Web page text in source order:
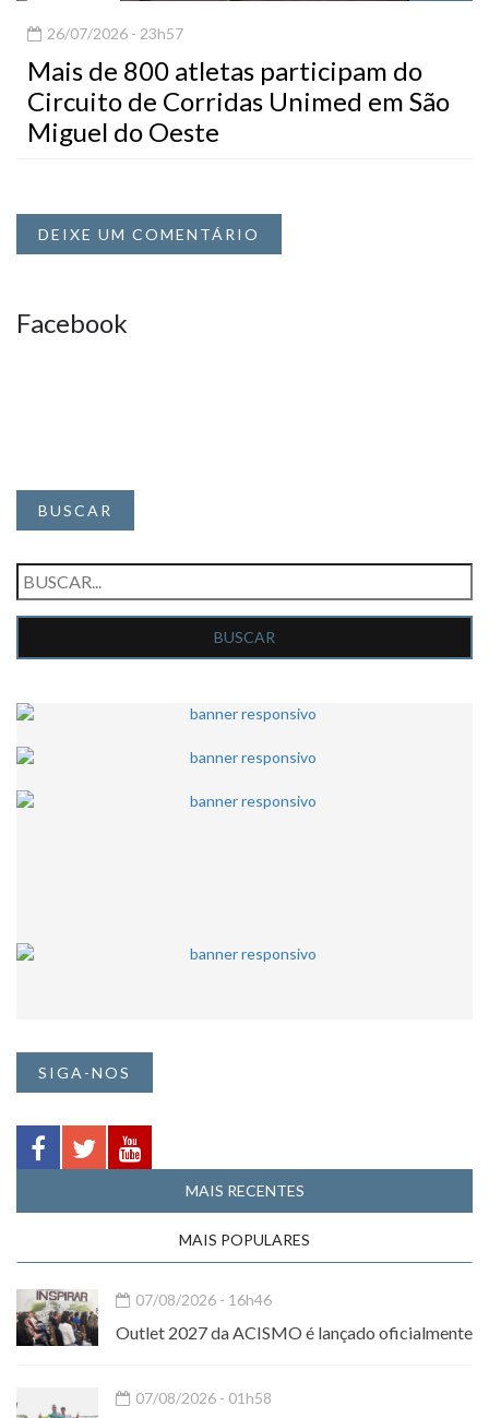
26/07/2026 - 23h57
Mais de 800 atletas participam do
Circuito de Corridas Unimed em São
Miguel do Oeste
DEIXE UM COMENTÁRIO
Facebook
BUSCAR
SIGA-NOS
MAIS RECENTES
MAIS POPULARES
07/08/2026 - 16h46
Outlet 2027 da ACISMO é lançado oficialmente
07/08/2026 - 01h58